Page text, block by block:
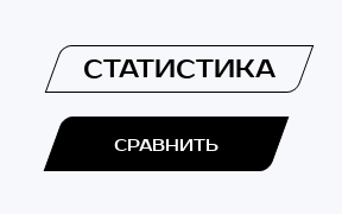
СТАТИСТИКА
СРАВНИТЬ